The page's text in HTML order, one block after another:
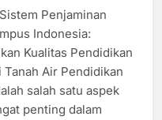
Penjaminan
Indonesia:
Kualitas Pendidikan
Air Pendidikan
salah satu aspek
penting dalam